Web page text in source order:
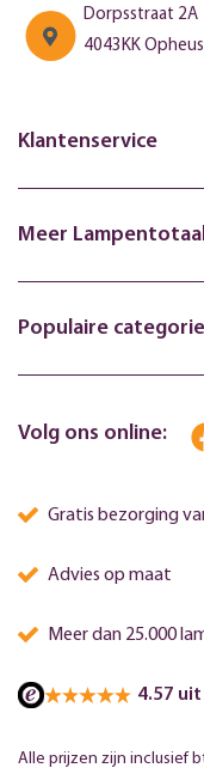
Dorpsstraat 2A
4043KK
Klantenservice
Meer
Populaire
Volg ons online:
Gratis bezorging
Advies op maat
Meer dan 25.000
4.57
Alle prijzen zijn inclusief